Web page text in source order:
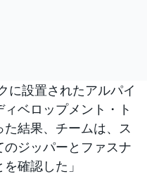
に設置されたアルパイ
ベロップメント・ト
結果、チームは、ス
ジッパーとファスナ
確認した」